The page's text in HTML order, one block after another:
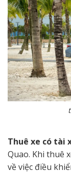
Thuê xe có tài
Quao. Khi thuê
về việc điều